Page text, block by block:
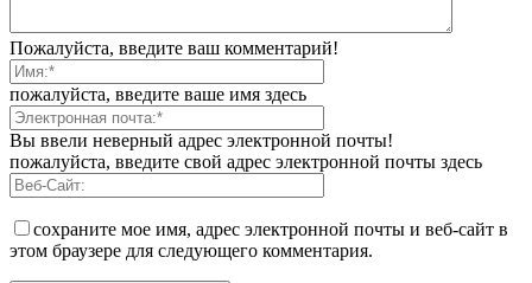
Пожалуйста, введите ваш комментарий!
пожалуйста, введите ваше имя здесь
Вы ввели неверный адрес электронной почты!
пожалуйста, введите свой адрес электронной почты здесь
сохраните мое имя, адрес электронной почты и веб-сайт в
этом браузере для следующего комментария.